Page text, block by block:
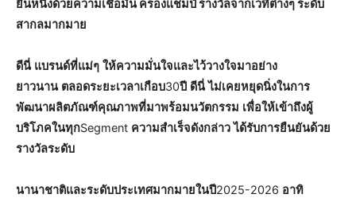
ยืนหนึ่งด้วยความเชื่อมั่น ครองแชมป์ รางวัลจากเวทีต่างๆ ระดับ
สากลมากมาย
ดีนี่ แบรนด์ที่แม่ๆ ให้ความมั่นใจและไว้วางใจมาอย่าง
ยาวนาน ตลอดระยะเวลาเกือบ30ปี ดีนี่ ไม่เคยหยุดนิ่งในการ
พัฒนาผลิตภัณฑ์คุณภาพที่มาพร้อมนวัตกรรม เพื่อให้เข้าถึงผู้
บริโภคในทุกSegment ความสำเร็จดังกล่าว ได้รับการยืนยันด้วย
รางวัลระดับ
นานาชาติและระดับประเทศมากมายในปี2025-2026 อาทิ